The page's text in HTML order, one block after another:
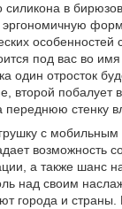
силикона в
эргономичную
особенностей
под вас во
один отросток
второй побалует
переднюю стенку
с
возможность
а также шанс
над своим
города и страны.